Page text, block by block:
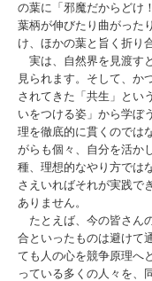
の葉に「邪魔だからどけ
葉柄が伸びたり曲がった
け、ほかの葉と旨く折り
実は、自然界を見渡す
見られます。そして、か
されてきた「共生」とい
いをつける姿」から学ぼ
理を徹底的に貫くのでは
がらも個々、自分を活か
種、理想的なやり方では
さえいればそれが実践で
ありません。
たとえば、今の皆さん
合といったものは避けて
ても人の心を競争原理へ
っている多くの人々を、